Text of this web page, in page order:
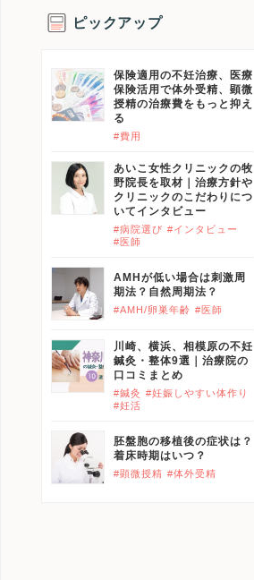
ピックアップ
保険適用の不妊治療、医療
保険活用で体外受精、顕微
授精の治療費をもっと抑え
る
#費用
あいこ女性クリニックの牧
野院長を取材｜治療方針や
クリニックのこだわりにつ
いてインタビュー
#病院選び #インタビュー
#医師
AMHが低い場合は刺激周
期法？自然周期法？
#AMH/卵巣年齢 #医師
川崎、横浜、相模原の不妊
鍼灸・整体9選｜治療院の
口コミまとめ
#鍼灸 #妊娠しやすい体作り
#妊活
胚盤胞の移植後の症状は？
着床時期はいつ？
#顕微授精 #体外受精